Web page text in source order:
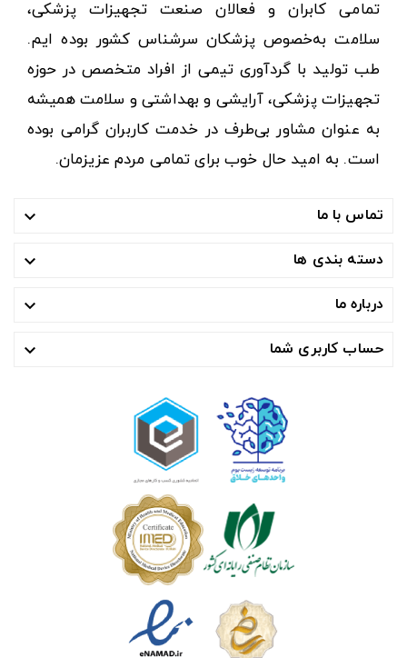
تمامی کابران و فعالان صنعت تجهیزات پزشکی،
سلامت به‌خصوص پزشکان سرشناس کشور بوده ایم.
طب تولید با گردآوری تیمی از افراد متخصص در حوزه
تجهیزات پزشکی، آرایشی و بهداشتی و سلامت همیشه
به عنوان مشاور بی‌طرف در خدمت کاربران گرامی بوده
است. به امید حال خوب برای تمامی مردم عزیزمان.
تماس با ما 
دسته بندی ها 
درباره ما 
حساب کاربری شما 